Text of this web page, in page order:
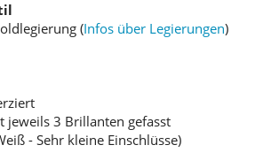
(Infos über Legierungen)
3 Brillanten gefasst
- Sehr kleine Einschlüsse)